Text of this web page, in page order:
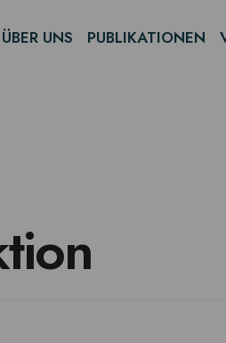
ÜBER UNS PUBLIKATIONEN